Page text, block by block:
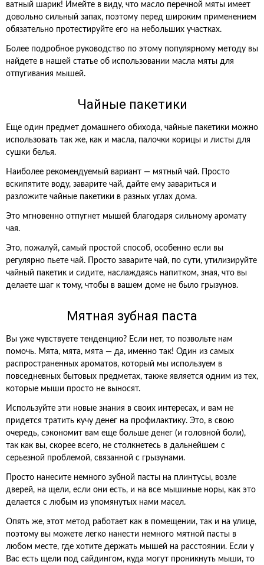
ватный шарик! Имейте в виду, что масло перечной мяты имеет
довольно сильный запах, поэтому перед широким применением
обязательно протестируйте его на небольших участках.
Более подробное руководство по этому популярному методу вы
найдете в нашей статье об использовании масла мяты для
отпугивания мышей.
Чайные пакетики
Еще один предмет домашнего обихода, чайные пакетики можно
использовать так же, как и масла, палочки корицы и листы для
сушки белья.
Наиболее рекомендуемый вариант — мятный чай. Просто
вскипятите воду, заварите чай, дайте ему завариться и
разложите чайные пакетики в разных углах дома.
Это мгновенно отпугнет мышей благодаря сильному аромату
чая.
Это, пожалуй, самый простой способ, особенно если вы
регулярно пьете чай. Просто заварите чай, по сути, утилизируйте
чайный пакетик и сидите, наслаждаясь напитком, зная, что вы
делаете шаг к тому, чтобы в вашем доме не было грызунов.
Мятная зубная паста
Вы уже чувствуете тенденцию? Если нет, то позвольте нам
помочь. Мята, мята, мята — да, именно так! Один из самых
распространенных ароматов, который мы используем в
повседневных бытовых предметах, также является одним из тех,
которые мыши просто не выносят.
Используйте эти новые знания в своих интересах, и вам не
придется тратить кучу денег на профилактику. Это, в свою
очередь, сэкономит вам еще больше денег (и головной боли),
так как вы, скорее всего, не столкнетесь в дальнейшем с
серьезной проблемой, связанной с грызунами.
Просто нанесите немного зубной пасты на плинтусы, возле
дверей, на щели, если они есть, и на все мышиные норы, как это
делается с любым из упомянутых нами масел.
Опять же, этот метод работает как в помещении, так и на улице,
поэтому вы можете легко нанести немного мятной пасты в
любом месте, где хотите держать мышей на расстоянии. Если у
Вас есть щели под сайдингом, куда могут проникнуть мыши, то